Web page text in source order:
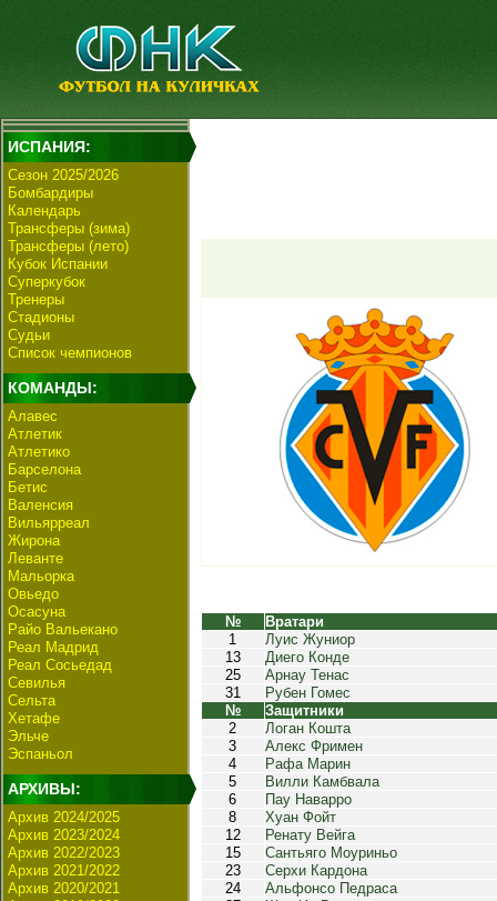
ИСПАНИЯ:
Сезон 2025/2026
Бомбардиры
Календарь
Трансферы (зима)
Трансферы (лето)
Кубок Испании
Суперкубок
Тренеры
Стадионы
Судьи
Список чемпионов
КОМАНДЫ:
Алавес
Атлетик
Атлетико
Барселона
Бетис
Валенсия
Вильярреал
Жирона
Леванте
Мальорка
Овьедо
Осасуна
Райо Вальекано
Реал Мадрид
Реал Сосьедад
Севилья
Сельта
Хетафе
Эльче
Эспаньол
АРХИВЫ:
Архив 2024/2025
Архив 2023/2024
Архив 2022/2023
Архив 2021/2022
Архив 2020/2021
№
Вратари
1
Луис Жуниор
13
Диего Конде
25
Арнау Тенас
31
Рубен Гомес
№
Защитники
2
Логан Кошта
3
Алекс Фримен
4
Рафа Марин
5
Вилли Камбвала
6
Пау Наварро
8
Хуан Фойт
12
Ренату Вейга
15
Сантьяго Моуриньо
23
Серхи Кардона
24
Альфонсо Педраса